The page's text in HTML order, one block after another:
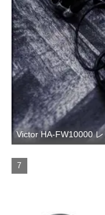
Victor HA-FW10000 レ